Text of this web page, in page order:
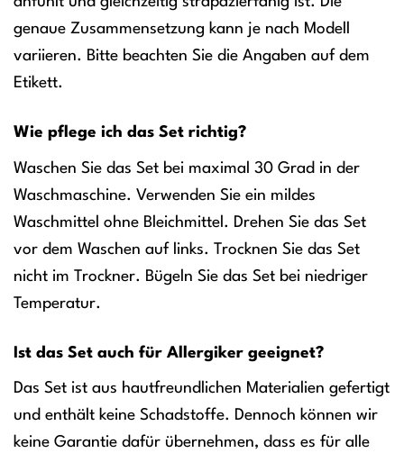
genaue Zusammensetzung kann je nach Modell
variieren. Bitte beachten Sie die Angaben auf dem
Etikett.
Wie pflege ich das Set richtig?
Waschen Sie das Set bei maximal 30 Grad in der
Waschmaschine. Verwenden Sie ein mildes
Waschmittel ohne Bleichmittel. Drehen Sie das Set
vor dem Waschen auf links. Trocknen Sie das Set
nicht im Trockner. Bügeln Sie das Set bei niedriger
Temperatur.
Ist das Set auch für Allergiker geeignet?
Das Set ist aus hautfreundlichen Materialien gefertigt
und enthält keine Schadstoffe. Dennoch können wir
keine Garantie dafür übernehmen, dass es für alle